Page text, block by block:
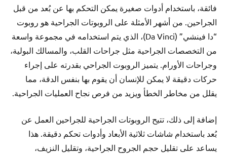
فائقة، باستخدام أدوات صغيرة يمكن التحكم بها عن بُعد من قبل
الجراحين. من أشهر الأمثلة على الروبوتات الجراحية هو روبوت
“دا فينشي” (Da Vinci)، الذي يتم استخدامه في مجموعة واسعة
من التخصصات الجراحية مثل جراحات القلب، والمسالك البولية،
وجراحات الأورام. يتميز الروبوت الجراحي بقدرته على إجراء
حركات دقيقة لا يمكن للإنسان أن يقوم بها بنفس الدقة، مما
يقلل من مخاطر الخطأ ويزيد من فرص نجاح العمليات الجراحية.
إضافة إلى ذلك، تتيح الروبوتات الجراحية للجراحين العمل عن
بُعد باستخدام شاشات ثلاثية الأبعاد وأدوات تحكم دقيقة. هذا
يساعد على تقليل حجم الجروح الجراحية، وتقليل النزيف،